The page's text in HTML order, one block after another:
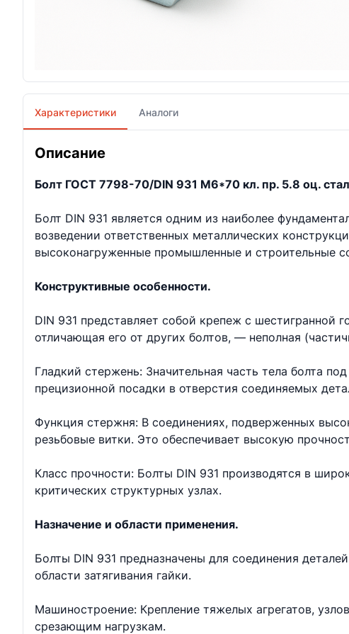
Характеристики Аналоги
Описание
Болт ГОСТ 7798-70/DIN 931 М6*70 кл. пр. 5.8 оц.
Болт DIN 931 является одним из наиболее
возведении ответственных металлических
высоконагруженные промышленные и строительные
Конструктивные особенности.
DIN 931 представляет собой крепеж с шестигранной
отличающая его от других болтов, — неполная
Гладкий стержень: Значительная часть тела болта
прецизионной посадки в отверстия соединяемых
Функция стержня: В соединениях, подверженных
резьбовые витки. Это обеспечивает высокую
Класс прочности: Болты DIN 931 производятся в
критических структурных узлах.
Назначение и области применения.
Болты DIN 931 предназначены для соединения
области затягивания гайки.
Машиностроение: Крепление тяжелых агрегатов,
срезающим нагрузкам.